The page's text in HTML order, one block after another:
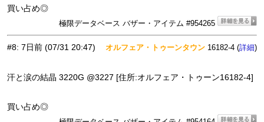
買い占め◎
極限データベース バザー・アイテム #954265
#8: 7日前 (07/31 20:47) オルフェア・トゥーンタウン 16182-4 (詳細)
汗と涙の結晶 3220G @3227 [住所:オルフェア・トゥーン16182-4]
買い占め◎